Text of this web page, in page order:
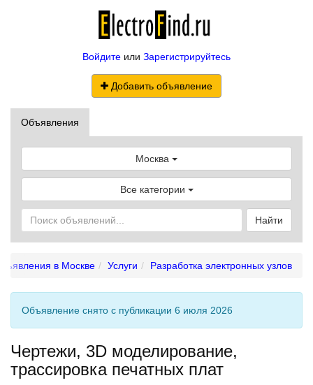
Войдите или Зарегистрируйтесь
Добавить объявление
Объявления
Москва
Все категории
Найти
в Москве Услуги Разработка электронных узлов
Объявление снято с публикации 6 июля 2026
Чертежи, 3D моделирование,
трассировка печатных плат